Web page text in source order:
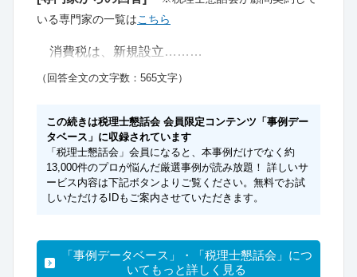
いる専門家の一覧はこちら
消費税は、新規設立………
（回答全文の文字数：565文字）
この続きは税理士懇話会 会員限定コンテンツ「事例デー
タベース」に収録されています
「税理士懇話会」会員になると、本事例だけでなく約
13,000件のプロが悩んだ厳選事例が読み放題！ 詳しいサ
ービス内容は下記ボタンよりご覧ください。無料でお試
しいただけるIDもご案内させていただきます。
「事例データベース」・「税理士懇話会」につ
いてもっと詳しく見る